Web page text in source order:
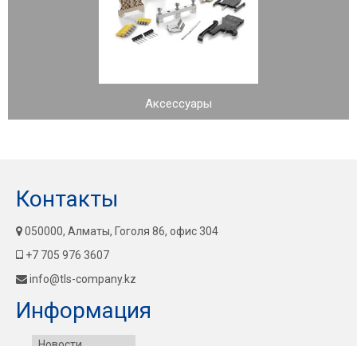
Аксессуары
Контакты
050000, Алматы, Гоголя 86, офис 304
+7 705 976 3607
info@tls-company.kz
Информация